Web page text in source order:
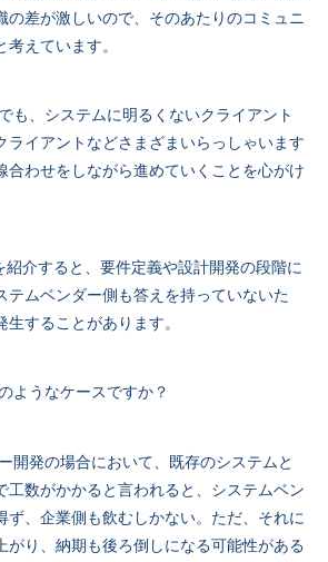
の差が激しいので、そのあたりのコミュニ
えています。
も、システムに明るくないクライアント
ライアントなどさまざまいらっしゃいます
合わせをしながら進めていくことを心がけ
紹介すると、要件定義や設計開発の段階に
テムベンダー側も答えを持っていないた
することがあります。
ようなケースですか？
開発の場合において、既存のシステムと
工数がかかると言われると、システムベン
ず、企業側も飲むしかない。ただ、それに
がり、納期も後ろ倒しになる可能性がある